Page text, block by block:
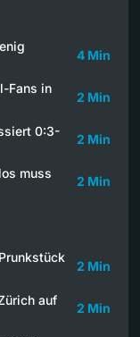
4 Min
Fans in
2 Min
0:3-
2 Min
muss
2 Min
2 Min
auf
2 Min